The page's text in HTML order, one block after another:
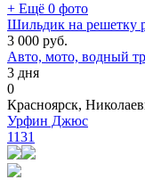
+ Ещё 0 фото
Шильдик на решетку
3 000 руб.
Авто, мото, водный
3 дня
0
Красноярск,
Урфин Джюс
1131